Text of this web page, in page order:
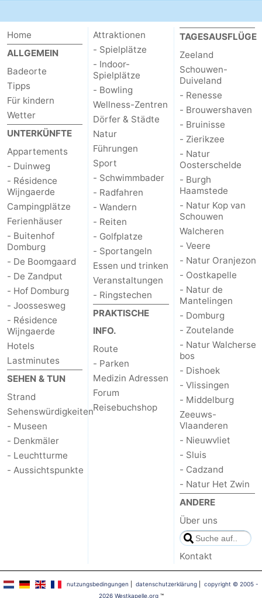
Home
ALLGEMEIN
Badeorte
Tipps
Für kindern
Wetter
UNTERKÜNFTE
Appartements
- Duinweg
- Résidence
Wijngaerde
Campingplätze
Ferienhäuser
- Buitenhof
Domburg
- De Boomgaard
- De Zandput
- Hof Domburg
- Joossesweg
- Résidence
Wijngaerde
Hotels
Lastminutes
SEHEN & TUN
Strand
Sehenswürdigkeiten
- Museen
- Denkmäler
- Leuchtturme
- Aussichtspunkte
Attraktionen
- Spielplätze
- Indoor-
Spielplätze
- Bowling
Wellness-Zentren
Dörfer & Städte
Natur
Führungen
Sport
- Schwimmbader
- Radfahren
- Wandern
- Reiten
- Golfplatze
- Sportangeln
Essen und trinken
Veranstaltungen
- Ringstechen
PRAKTISCHE
INFO.
Route
- Parken
Medizin Adressen
Forum
Reisebuchshop
TAGESAUSFLÜGE
Zeeland
Schouwen-
Duiveland
- Renesse
- Brouwershaven
- Bruinisse
- Zierikzee
- Natur
Oosterschelde
- Burgh
Haamstede
- Natur Kop van
Schouwen
Walcheren
- Veere
- Natur Oranjezon
- Oostkapelle
- Natur de
Mantelingen
- Domburg
- Zoutelande
- Natur Walcherse
bos
- Dishoek
- Vlissingen
- Middelburg
Zeeuws-
Vlaanderen
- Nieuwvliet
- Sluis
- Cadzand
- Natur Het Zwin
ANDERE
Über uns
Kontakt
nutzungsbedingungen |datenschutzerklärung |copyright © 2005 -
2026 Westkapelle.org™